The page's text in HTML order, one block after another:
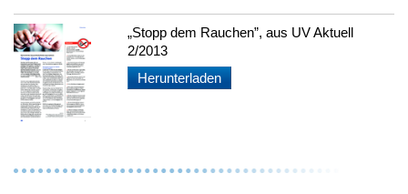
„Stopp dem Rauchen”, aus UV Aktuell
2/2013
Herunterladen